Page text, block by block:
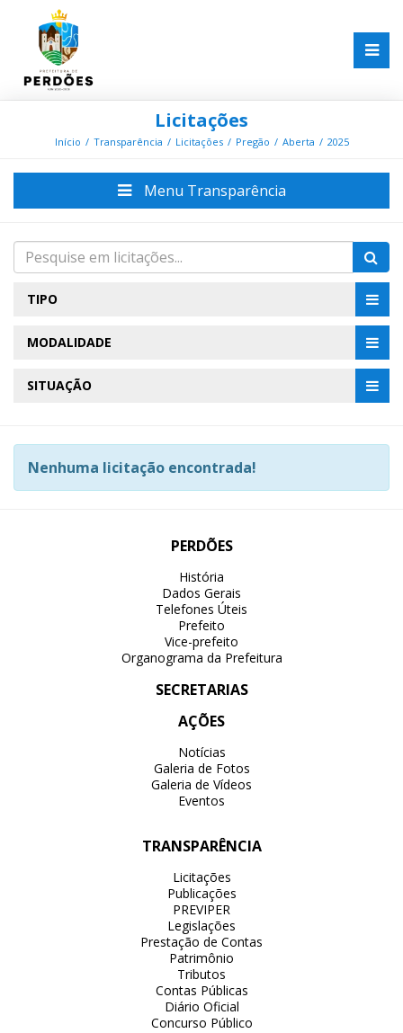
Licitações
Início Transparência Licitações Pregão Aberta 2025
Menu Transparência
TIPO
MODALIDADE
SITUAÇÃO
Nenhuma licitação encontrada!
PERDÕES
História
Dados Gerais
Telefones Úteis
Prefeito
Vice-prefeito
Organograma da Prefeitura
SECRETARIAS
AÇÕES
Notícias
Galeria de Fotos
Galeria de Vídeos
Eventos
TRANSPARÊNCIA
Licitações
Publicações
PREVIPER
Legislações
Prestação de Contas
Patrimônio
Tributos
Contas Públicas
Diário Oficial
Concurso Público